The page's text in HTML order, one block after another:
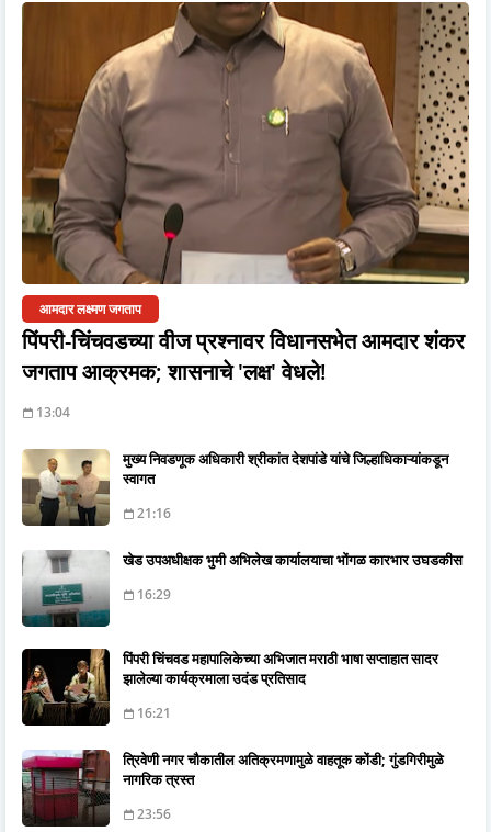
आमदार लक्ष्मण जगताप
पिंपरी-चिंचवडच्या वीज प्रश्नावर विधानसभेत आमदार शंकर
जगताप आक्रमक; शासनाचे 'लक्ष' वेधले!
13:04
मुख्य निवडणूक अधिकारी श्रीकांत देशपांडे यांचे जिल्हाधिकाऱ्यांकडून
स्वागत
21:16
खेड उपअधीक्षक भुमी अभिलेख कार्यालयाचा भोंगळ कारभार उघडकीस
16:29
पिंपरी चिंचवड महापालिकेच्या अभिजात मराठी भाषा सप्ताहात सादर
झालेल्या कार्यक्रमाला उदंड प्रतिसाद
16:21
त्रिवेणी नगर चौकातील अतिक्रमणामुळे वाहतूक कोंडी; गुंडगिरीमुळे
नागरिक त्रस्त
23:56